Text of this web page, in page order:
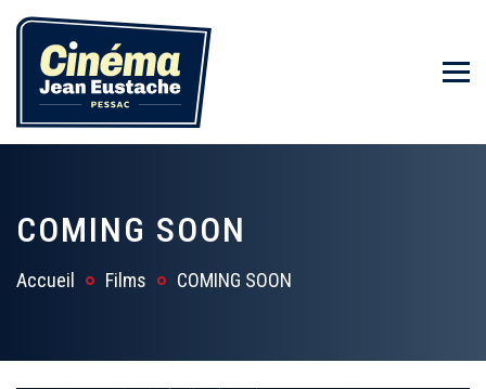
COMING SOON
Accueil Films COMING SOON